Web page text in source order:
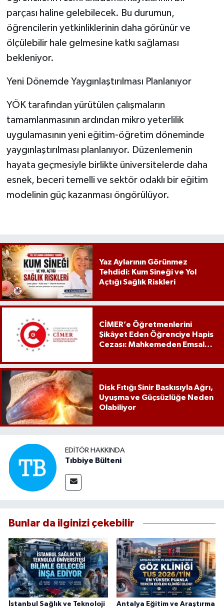
parçası haline gelebilecek. Bu durumun,
öğrencilerin yetkinliklerinin daha görünür ve
ölçülebilir hale gelmesine katkı sağlaması
bekleniyor.
Yeni Dönemde Yaygınlaştırılması Planlanıyor
YÖK tarafından yürütülen çalışmaların
tamamlanmasının ardından mikro yeterlilik
uygulamasının yeni eğitim-öğretim döneminde
yaygınlaştırılması planlanıyor. Düzenlemenin
hayata geçmesiyle birlikte üniversitelerde daha
esnek, beceri temelli ve sektör odaklı bir eğitim
modelinin güç kazanması öngörülüyor.
Yaz Aylarının Görünmez
Tehdidi: Kum Sineği ve Yol
Açtığı Sağlık Riskleri
CİMER’e Öğretmenlerini
Şikâyet Eden Öğrenciye Hapis
Cezası: Mahkemeden Emsal
Disk Fıtığı Sinir Baskısıyla Ağrı,
Uyuşma ve Güçsüzlüğe Neden
Olabiliyor
EDITÖR HAKKINDA
Tıbbiye Bülteni
Bunlar da ilginizi çekebilir
İstanbul Sağlık ve Teknoloji
Antalya Eğitim ve Araştırma